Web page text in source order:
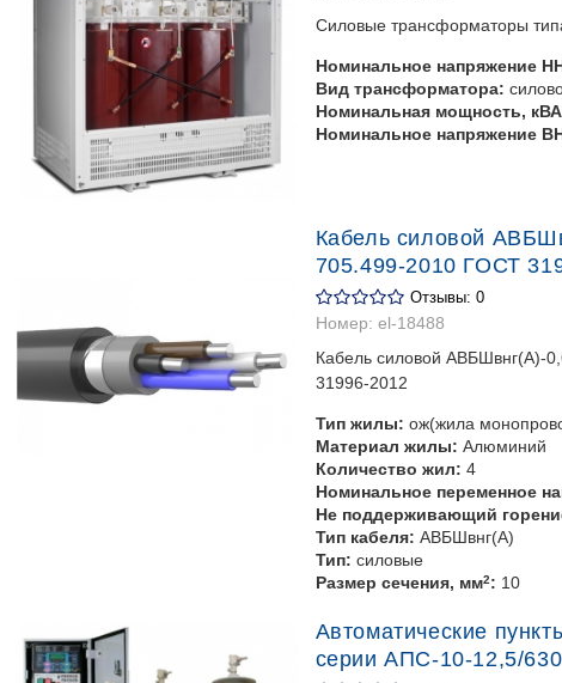
Силовые трансформаторы
Номинальное напряжение
Вид трансформатора:
Номинальная мощность,
Номинальное напряжение
Кабель силовой
705.499-2010 ГОСТ
Отзывы: 0
Номер: el-18488
Кабель силовой АВБШвнг(А)-
31996-2012
Тип жилы: ож(жила
Материал жилы: Алюминий
Количество жил: 4
Номинальное переменное
Не поддерживающий
Тип кабеля: АВБШвнг(А)
Тип: силовые
Размер сечения, мм2: 10
Автоматические
серии АПС-10-12,5/630